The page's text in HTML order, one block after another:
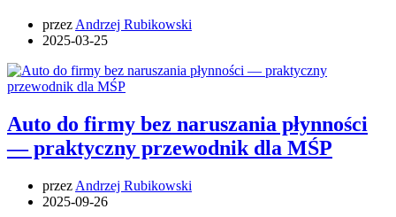
przez Andrzej Rubikowski
2025-03-25
Auto do firmy bez naruszania płynności
— praktyczny przewodnik dla MŚP
przez Andrzej Rubikowski
2025-09-26